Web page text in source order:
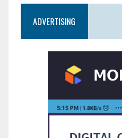
ADVERTISING